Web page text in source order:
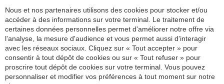
Suivez-nous sur les réseaux sociaux
Nos expertises Notre cabinet Infos pratiques
Nos outils Contact
Nous et nos partenaires utilisons des cookies pour stocker et/ou
accéder à des informations sur votre terminal. Le traitement de
certaines données personnelles permet d'améliorer notre offre via
l'analyse, la mesure d'audience et vous permet aussi d’interagir
avec les réseaux sociaux. Cliquez sur « Tout accepter » pour
consentir à tout dépôt de cookies ou sur « Tout refuser » pour
proscrire tout dépôt de cookies sur votre terminal. Vous pouvez
personnaliser et modifier vos préférences à tout moment sur notre